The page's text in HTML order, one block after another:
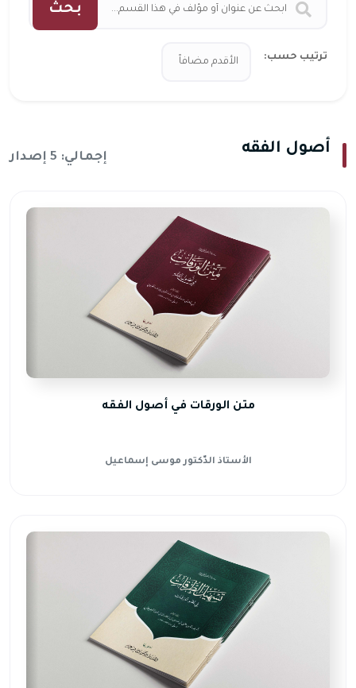
بحث
ترتيب حسب:
أصول الفقه إجمالي: 5 إصدار
متن الورقات في أصول الفقه
الأستاذ الدّكتور موسى إسماعيل